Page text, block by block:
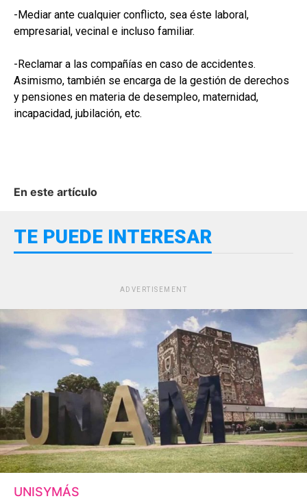
-Mediar ante cualquier conflicto, sea éste laboral,
empresarial, vecinal e incluso familiar.
-Reclamar a las compañías en caso de accidentes.
Asimismo, también se encarga de la gestión de derechos
y pensiones en materia de desempleo, maternidad,
incapacidad, jubilación, etc.
En este artículo
TE PUEDE INTERESAR
ADVERTISEMENT
UNISYMÁS